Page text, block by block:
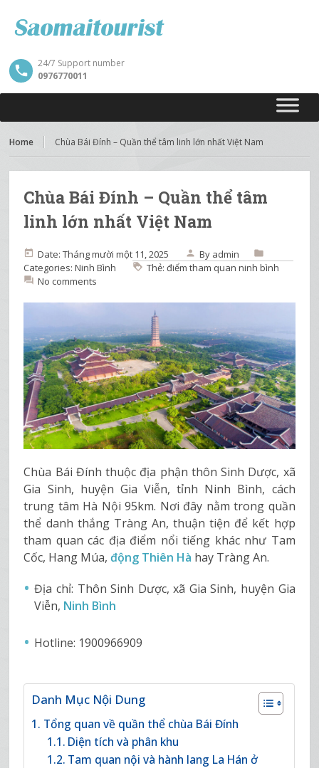
24/7 Support number
0976770011
Home Chùa Bái Đính – Quần thể tâm linh lớn nhất Việt Nam
Chùa Bái Đính – Quần thể tâm
linh lớn nhất Việt Nam
Date: Tháng mười một 11, 2025 By admin
Categories:Ninh Bình Thẻ:điểm tham quan ninh bình
No comments
Chùa Bái Đính thuộc địa phận thôn Sinh Dược, xã
Gia Sinh, huyện Gia Viễn, tỉnh Ninh Bình, cách
trung tâm Hà Nội 95km. Nơi đây nằm trong quần
thể danh thắng Tràng An, thuận tiện để kết hợp
tham quan các địa điểm nổi tiếng khác như Tam
Cốc, Hang Múa,động Thiên Hà hay Tràng An.
Địa chỉ: Thôn Sinh Dược, xã Gia Sinh, huyện Gia
Viễn, Ninh Bình
Hotline: 1900966909
Danh Mục Nội Dung
Tổng quan về quần thể chùa Bái Đính
Diện tích và phân khu
Tam quan nội và hành lang La Hán ở